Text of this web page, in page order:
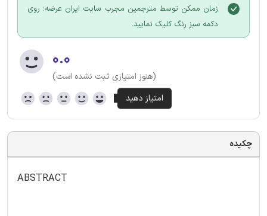
زمان ممکن توسط مترجمین مجرب سایت ایران عرضه؛ روی
دکمه سبز رنگ کلیک نمایید.
۰.۰
(هنوز امتیازی ثبت نشده است)
چکیده
ABSTRACT